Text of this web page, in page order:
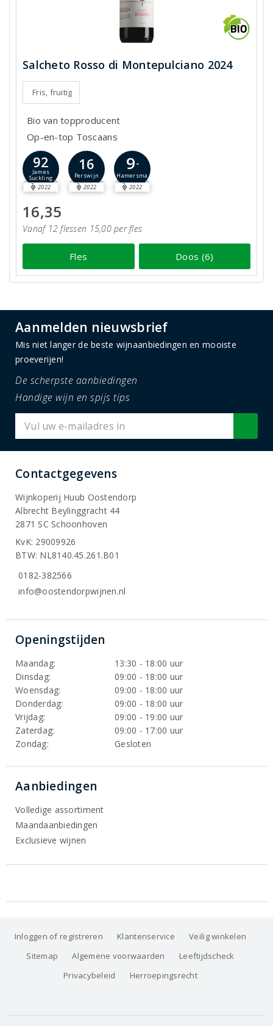
Salcheto Rosso di Montepulciano 2024
Fris, fruitig
Bio van topproducent
Op-en-top Toscaans
92
James
Suckling
2022
16
Perswijn
2022
9-
Hamersma
2022
16,35
Vanaf 12 flessen 15,00 per fles
Fles Doos (6)
Aanmelden nieuwsbrief
Mis niet langer de beste wijnaanbiedingen en mooiste
proeverijen!
De scherpste aanbiedingen
Handige wijn en spijs tips
Contactgegevens
Wijnkoperij Huub Oostendorp
Albrecht Beylinggracht 44
2871 SC Schoonhoven
KvK: 29009926
BTW: NL8140.45.261.B01
0182-382566
info@oostendorpwijnen.nl
Openingstijden
Maandag:
13:30 - 18:00 uur
Dinsdag:
09:00 - 18:00 uur
Woensdag:
09:00 - 18:00 uur
Donderdag:
09:00 - 18:00 uur
Vrijdag:
09:00 - 19:00 uur
Zaterdag:
09:00 - 17:00 uur
Zondag:
Gesloten
Aanbiedingen
Volledige assortiment
Maandaanbiedingen
Exclusieve wijnen
Inloggen of registreren Klantenservice
Veilig winkelen
Sitemap
Algemene voorwaarden
Leeftijdscheck
Privacybeleid
Herroepingsrecht